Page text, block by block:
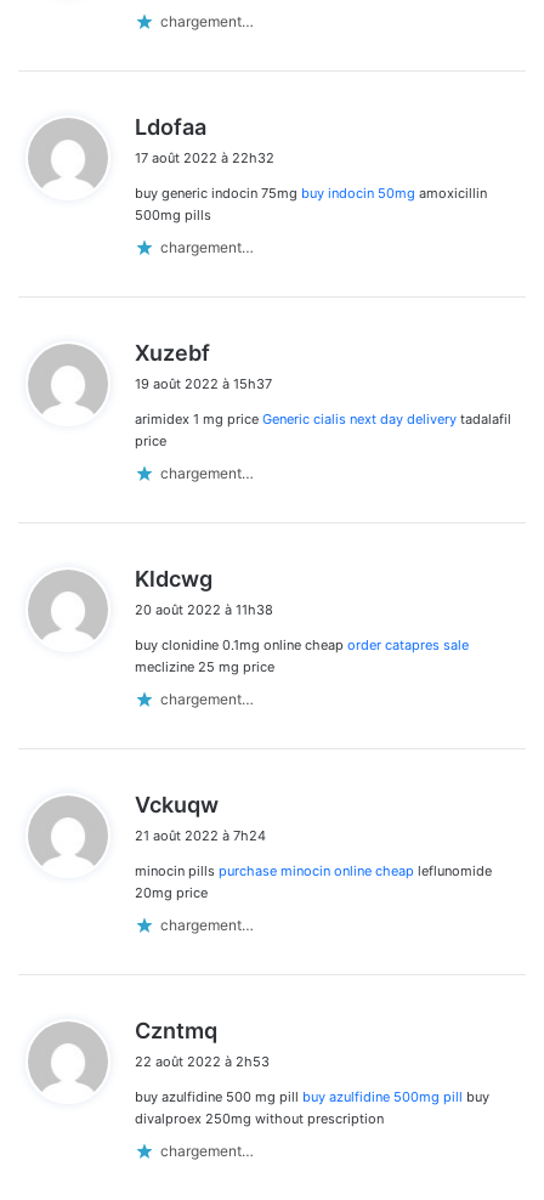
commentaires
chargement…
Ldofaa
t
:
17 août 2022 à 22h32
buy generic indocin 75mg buy indocin 50mg amoxicillin
500mg pills
chargement…
Xuzebf
t
19 août 2022 à 15h37
arimidex 1 mg price Generic cialis next day delivery tadalafil
price
chargement…
Kldcwg
t
:
20 août 2022 à 11h38
buy clonidine 0.1mg online cheap order catapres sale
meclizine 25 mg price
chargement…
Vckuqw
t
21 août 2022 à 7h24
minocin pills purchase minocin online cheap leflunomide
20mg price
chargement…
Czntmq
t
:
22 août 2022 à 2h53
buy azulfidine 500 mg pill buy azulfidine 500mg pill buy
divalproex 250mg without prescription
chargement…